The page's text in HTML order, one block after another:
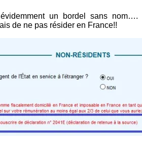
un bordel sans nom….
de ne pas résider en France!!